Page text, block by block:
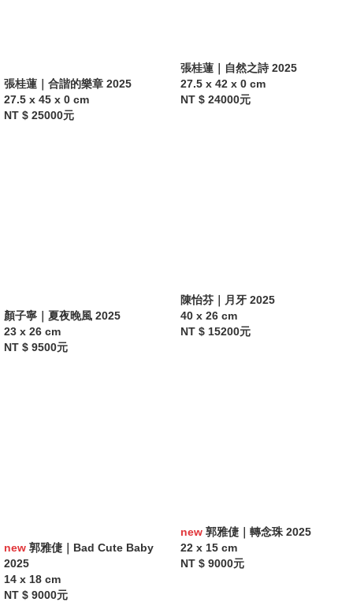
張桂蓮｜自然之詩 2025
27.5 x 42 x 0 cm
NT $ 24000元
張桂蓮｜合諧的樂章 2025
27.5 x 45 x 0 cm
NT $ 25000元
陳怡芬｜月牙 2025
40 x 26 cm
NT $ 15200元
顏子寧｜夏夜晚風 2025
23 x 26 cm
NT $ 9500元
new 郭雅倢｜轉念珠 2025
22 x 15 cm
NT $ 9000元
new 郭雅倢｜Bad Cute Baby
2025
14 x 18 cm
NT $ 9000元